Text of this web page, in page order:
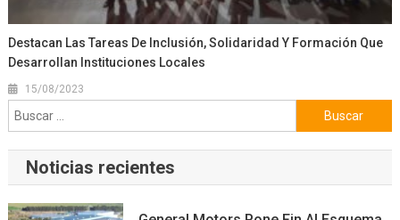
Destacan Las Tareas De Inclusión, Solidaridad Y Formación Que
Desarrollan Instituciones Locales
15/08/2023
Buscar:
Noticias recientes